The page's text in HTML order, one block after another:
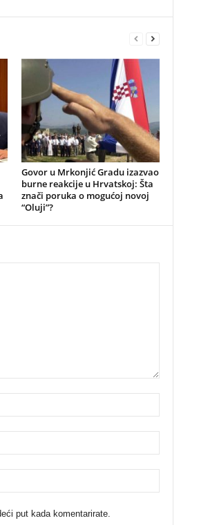
​Govor u Mrkonjić Gradu izazvao
burne reakcije u Hrvatskoj: Šta
znači poruka o mogućoj novoj
“Oluji”?
put kada komentarirate.